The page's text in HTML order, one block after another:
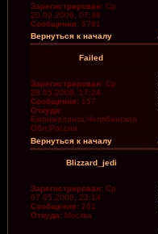
Зарегистрирован: Ср
20.09.2006, 07:38
Сообщения: 6781
Вернуться к началу
Failed
Зарегистрирован: Ср
28.05.2008, 17:24
Сообщения: 157
Откуда:
Еманжелинск,Челябинская
Обл,Россия
Вернуться к началу
Blizzard_jedi
Зарегистрирован: Ср
07.05.2008, 23:14
Сообщения: 261
Откуда: Москва